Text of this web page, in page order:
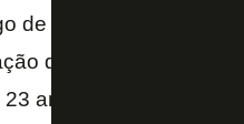
de ida da terceira
direta em três dos
anos, tem contrato